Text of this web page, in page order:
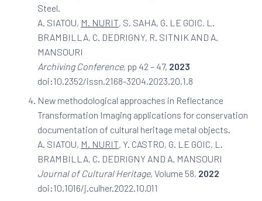
Steel.
A. SIATOU, M. NURIT, S. SAHA, G. LE GOIC, L.
BRAMBILLA, C. DEDRIGNY, R. SITNIK AND A.
MANSOURI
Archiving Conference, pp 42 – 47, 2023
doi:10.2352/issn.2168-3204.2023.20.1.8
New methodological approaches in Reflectance
Transformation Imaging applications for conservation
documentation of cultural heritage metal objects.
A. SIATOU, M. NURIT, Y. CASTRO, G. LE GOIC, L.
BRAMBILLA, C. DEDRIGNY AND A. MANSOURI
Journal of Cultural Heritage, Volume 58, 2022
doi:10.1016/j.culher.2022.10.011